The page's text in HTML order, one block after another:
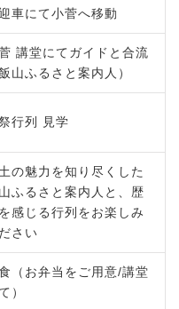
車にて小菅へ移動
講堂にてガイドと合流
飯山ふるさと案内人）
行列 見学
の魅力を知り尽くした
ふるさと案内人と、歴
感じる行列をお楽しみ
さい
（お弁当をご用意/講堂
）